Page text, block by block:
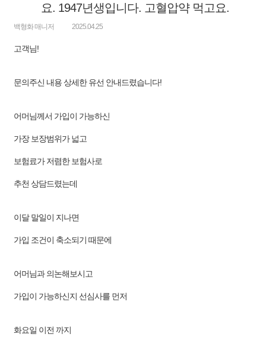
요. 1947년생입니다. 고혈압약 먹고요.
백형화 매니저 2025.04.25
고객님!
문의주신 내용 상세한 유선 안내드렸습니다!
어머님께서 가입이 가능하신
가장 보장범위가 넓고
보험료가 저렴한 보험사로
추천 상담드렸는데
이달 말일이 지나면
가입 조건이 축소되기 때문에
어머님과 의논해보시고
가입이 가능하신지 선심사를 먼저
화요일 이전 까지